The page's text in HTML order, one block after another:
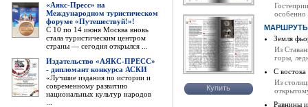
«Аякс-Пресс» на
Международном туристическом
форуме «Путешествуй!»!
С 10 по 14 июня Москва вновь
стала туристическим центром
страны — сегодня открылся ...
Издательство «АЯКС-ПРЕСС»
- дипломант конкурса АСКИ
«Лучшие издания по истории и
современному развитию
национальных культур народов
Купить
особенно
Земля
Из
горы,
С востока
Из
Равнины